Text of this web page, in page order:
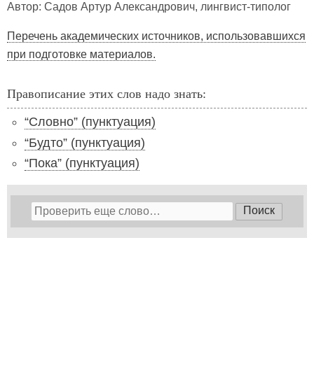
Автор: Садов Артур Александрович, лингвист-типолог
Перечень академических источников, использовавшихся
при подготовке материалов.
Правописание этих слов надо знать:
“Словно” (пунктуация)
“Будто” (пунктуация)
“Пока” (пунктуация)